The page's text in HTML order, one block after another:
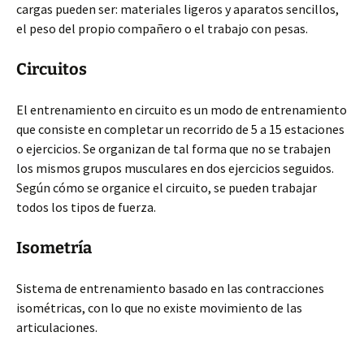
cargas pueden ser: materiales ligeros y aparatos sencillos,
el peso del propio compañero o el trabajo con pesas.
Circuitos
El entrenamiento en circuito es un modo de entrenamiento
que consiste en completar un recorrido de 5 a 15 estaciones
o ejercicios. Se organizan de tal forma que no se trabajen
los mismos grupos musculares en dos ejercicios seguidos.
Según cómo se organice el circuito, se pueden trabajar
todos los tipos de fuerza.
Isometría
Sistema de entrenamiento basado en las contracciones
isométricas, con lo que no existe movimiento de las
articulaciones.